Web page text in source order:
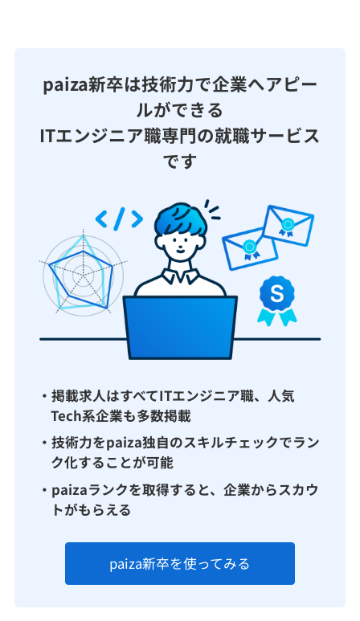
paiza新卒は技術力で企業へアピー
ルができる
ITエンジニア職専門の就職サービス
です
・掲載求人はすべてITエンジニア職、人気
Tech系企業も多数掲載
・技術力をpaiza独自のスキルチェックでラン
ク化することが可能
・paizaランクを取得すると、企業からスカウ
トがもらえる
paiza新卒を使ってみる